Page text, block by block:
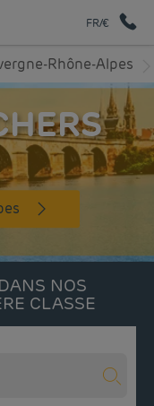
FR/€
Rhône-Alpes
NOS
CLASSE